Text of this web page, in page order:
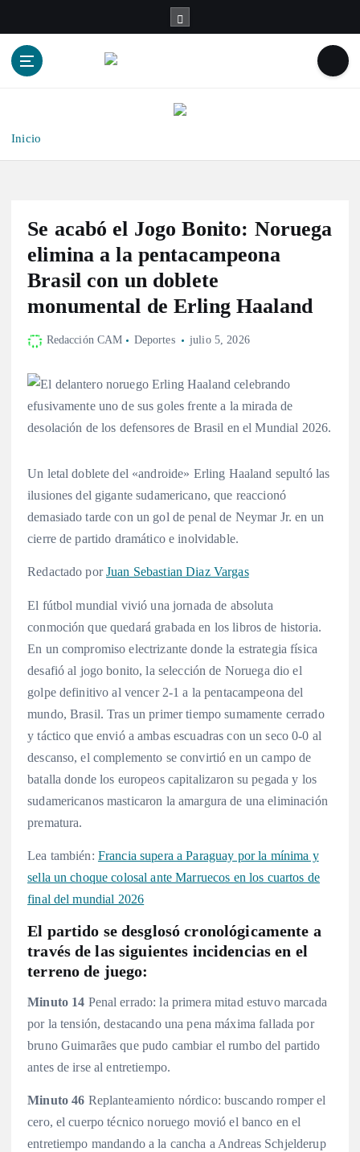
Inicio
Se acabó el Jogo Bonito: Noruega
elimina a la pentacampeona
Brasil con un doblete
monumental de Erling Haaland
Redacción CAM Deportes julio 5, 2026
Un letal doblete del «androide» Erling Haaland sepultó las
ilusiones del gigante sudamericano, que reaccionó
demasiado tarde con un gol de penal de Neymar Jr. en un
cierre de partido dramático e inolvidable.
Redactado porJuan Sebastian Diaz Vargas
El fútbol mundial vivió una jornada de absoluta
conmoción que quedará grabada en los libros de historia.
En un compromiso electrizante donde la estrategia física
desafió al jogo bonito, la selección de Noruega dio el
golpe definitivo al vencer 2-1 a la pentacampeona del
mundo, Brasil. Tras un primer tiempo sumamente cerrado
y táctico que envió a ambas escuadras con un seco 0-0 al
descanso, el complemento se convirtió en un campo de
batalla donde los europeos capitalizaron su pegada y los
sudamericanos masticaron la amargura de una eliminación
prematura.
Lea también: Francia supera a Paraguay por la mínima y
sella un choque colosal ante Marruecos en los cuartos de
final del mundial 2026
El partido se desglosó cronológicamente a
través de las siguientes incidencias en el
terreno de juego:
Minuto 14 Penal errado: la primera mitad estuvo marcada
por la tensión, destacando una pena máxima fallada por
bruno Guimarães que pudo cambiar el rumbo del partido
antes de irse al entretiempo.
Minuto 46 Replanteamiento nórdico: buscando romper el
cero, el cuerpo técnico noruego movió el banco en el
entretiempo mandando a la cancha a Andreas Schjelderup